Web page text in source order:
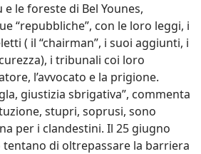
le foreste di Bel Younes,
“repubbliche”, con le loro leggi, i
( il “chairman”, i suoi aggiunti, i
i tribunali coi loro
l’avvocato e la prigione.
giustizia sbrigativa”, commenta
stupri, soprusi, sono
per i clandestini. Il 25 giugno
tentano di oltrepassare la barriera